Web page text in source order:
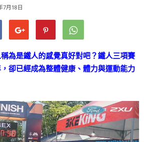
7月18日
為是鐵人的感覺真好對吧？鐵人三項賽
卻已經成為整體健康、體力與運動能力